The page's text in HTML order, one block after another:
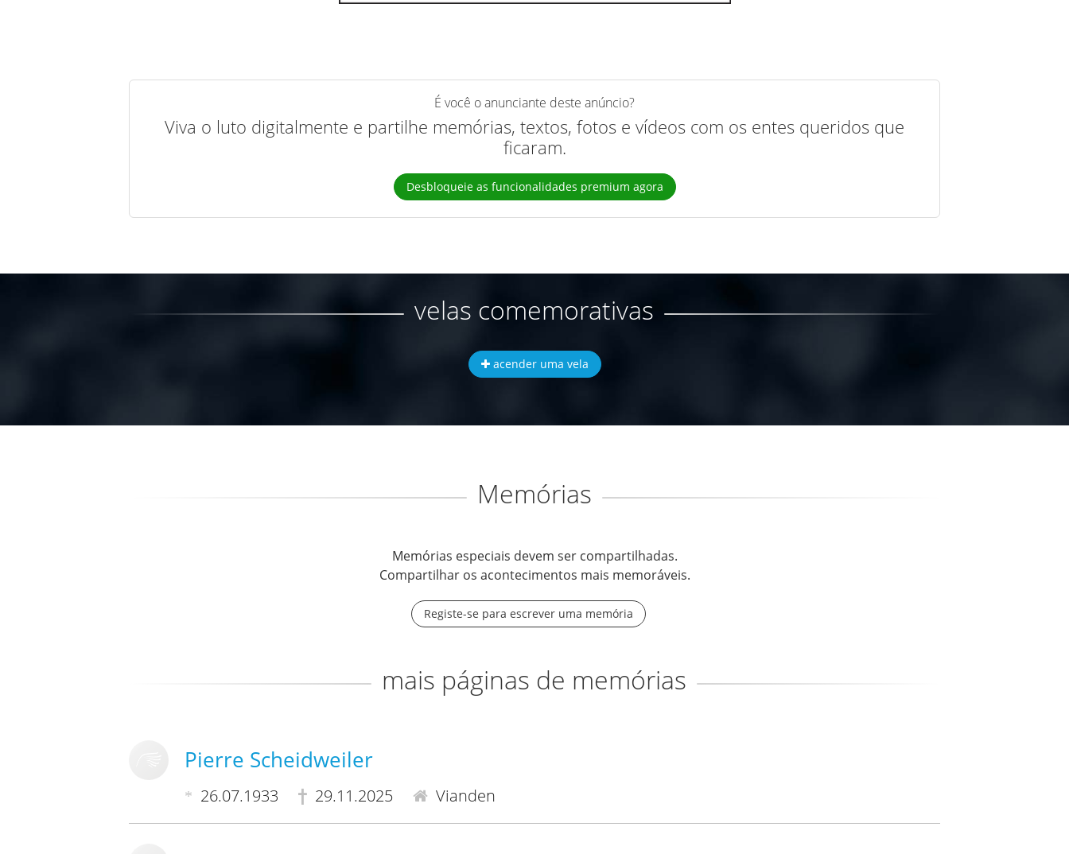
É você o anunciante deste anúncio?
Viva o luto digitalmente e partilhe memórias, textos, fotos e vídeos com os entes queridos que
ficaram.
Desbloqueie as funcionalidades premium agora
velas comemorativas
acender uma vela
Memórias
Memórias especiais devem ser compartilhadas.
Compartilhar os acontecimentos mais memoráveis.
Registe-se para escrever uma memória
mais páginas de memórias
Pierre Scheidweiler
26.07.1933 29.11.2025 Vianden